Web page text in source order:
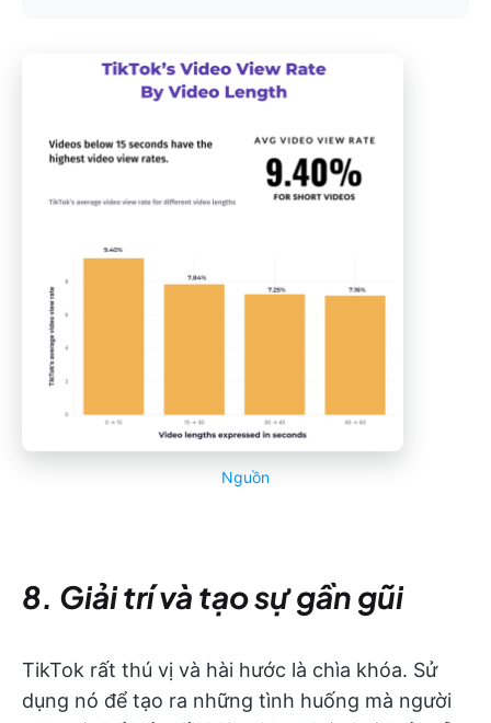
Nguồn
8. Giải trí và tạo sự gần gũi
TikTok rất thú vị và hài hước là chìa khóa. Sử
dụng nó để tạo ra những tình huống mà người